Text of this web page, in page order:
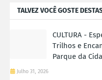
TALVEZ VOCÊ GOSTE
CULTURA -
Trilhos e
Parque da
Julho 31, 2026